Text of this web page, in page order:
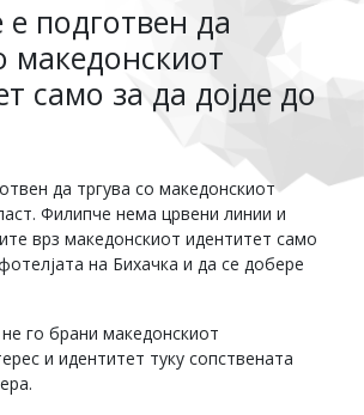
подготвен да
македонскиот
само за да дојде до
да тргува со македонскиот
Филипче нема црвени линии и
врз македонскиот идентитет само
на Бихачка и да се добере
го брани македонскиот
и идентитет туку сопствената